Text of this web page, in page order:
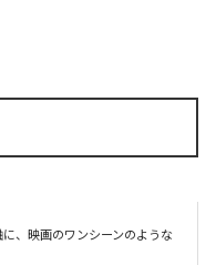
、映画のワンシーンのような